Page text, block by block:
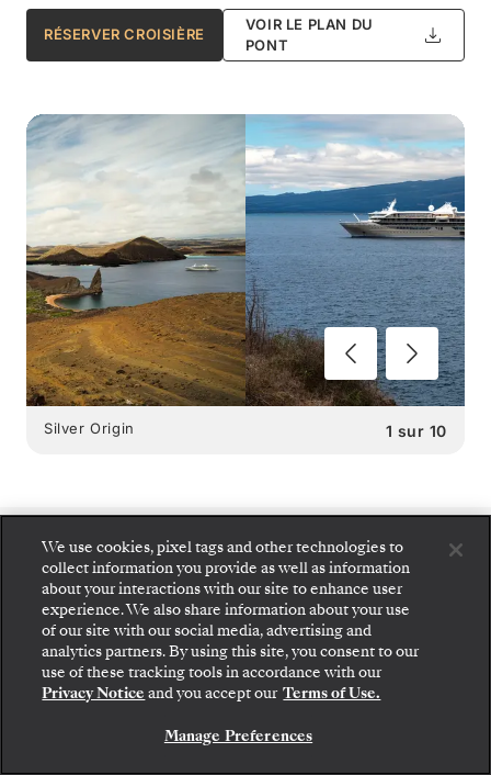
RÉSERVER CROISIÈRE
VOIR LE PLAN DU
PONT
1 sur 10
Silver Origin
SILVER ORIGIN
GASTRONOMIE À BORD
2 RESTAURANTS
Montez à bord : choisissez votre suite et consultez
les tarifs et les prestations incluses avant de
confirmer votre voyage avec Silversea en toute
sécurité.
RÉSERVEZ VOTRE SUITE
We use cookies, pixel tags and other technologies to
collect information you provide as well as information
about your interactions with our site to enhance user
experience. We also share information about your use
of our site with our social media, advertising and
analytics partners. By using this site, you consent to our
use of these tracking tools in accordance with our
Privacy Notice and you accept our Terms of Use.
Manage Preferences